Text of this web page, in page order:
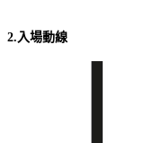
2.入場動線